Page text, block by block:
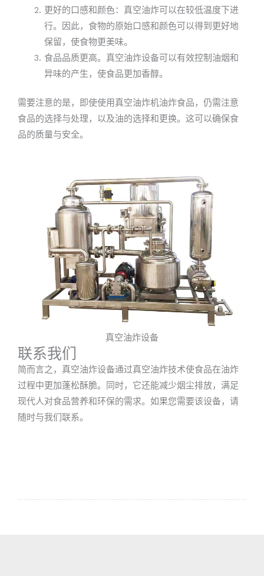
更好的口感和颜色：真空油炸可以在较低温度下进
行。因此，食物的原始口感和颜色可以得到更好地
保留，使食物更美味。
食品品质更高。真空油炸设备可以有效控制油烟和
异味的产生，使食品更加香醇。
需要注意的是，即使使用真空油炸机油炸食品，仍需注意
食品的选择与处理，以及油的选择和更换。这可以确保食
品的质量与安全。
真空油炸设备
联系我们
简而言之，真空油炸设备通过真空油炸技术使食品在油炸
过程中更加蓬松酥脆。同时，它还能减少烟尘排放，满足
现代人对食品营养和环保的需求。如果您需要该设备，请
随时与我们联系。